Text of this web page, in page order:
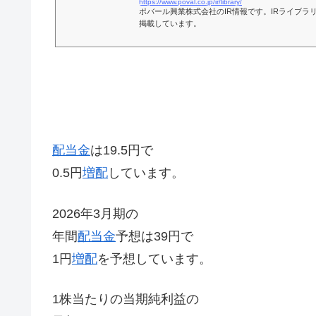
https://www.poval.co.jp/ir/library/
ポバール興業株式会社のIR情報です。IRライブラ
掲載しています。
配当金は19.5円で
0.5円増配 しています。
2026年3月期の
年間配当金予想は39円で
1円増配を予想しています。
1株当たりの当期純利益の